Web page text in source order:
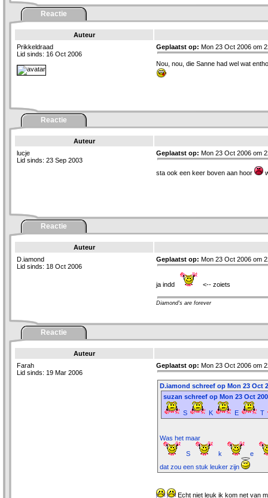
Reactie
Auteur
Prikkeldraad
Lid sinds: 16 Oct 2006
Geplaatst op: Mon 23 Oct 2006 om
Nou, nou, die Sanne had wel wat
Reactie
Auteur
lucje
Lid sinds: 23 Sep 2003
Geplaatst op: Mon 23 Oct 2006 om
sta ook een keer boven aan hoor
Reactie
Auteur
D.iamond
Lid sinds: 18 Oct 2006
Geplaatst op: Mon 23 Oct 2006 om
ja indd <-- zoiets
Diamond's are forever
Reactie
Auteur
Farah
Lid sinds: 19 Mar 2006
Geplaatst op: Mon 23 Oct 2006 om
D.iamond schreef op Mon 23 Oct
suzan schreef op Mon 23 Oct
S K E T
Was het maar
S k
e
dat zou een stuk leuker zijn
Echt niet leuk ik kom net van